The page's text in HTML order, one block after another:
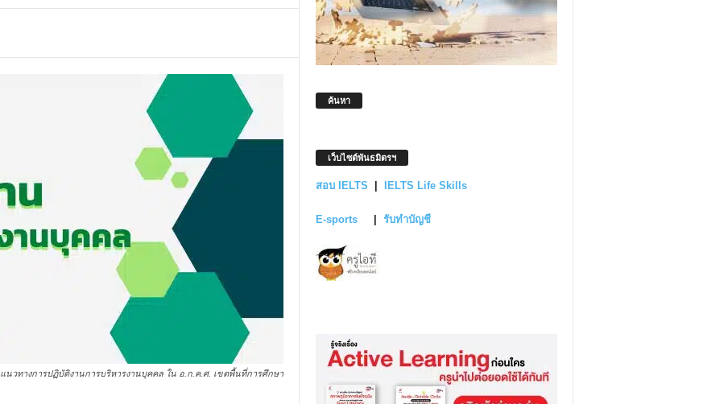
แนวทางการปฏิบัติงานการบริหารงานบุคคล ใน อ.ก.ค.ศ. เขตพื้นที่การศึกษา
ค้นหา
เว็บไซต์พันธมิตรฯ
สอบ IELTS IELTS Life Skills
E-sports รับทำบัญชี